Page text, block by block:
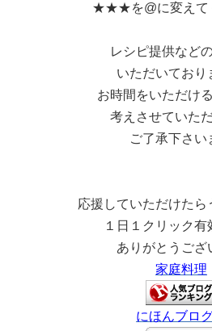
★★★を@に変えて
レシピ提供など
いただいており
お時間をいただけ
考えさせていた
ご了承下さい
応援していただけたら
１日１クリック有
ありがとうござ
家庭料理
にほんブロ